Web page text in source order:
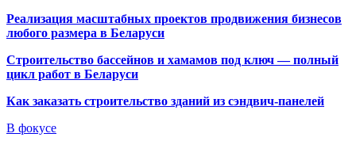
Реализация масштабных проектов продвижения бизнесов
любого размера в Беларуси
Строительство бассейнов и хамамов под ключ — полный
цикл работ в Беларуси
Как заказать строительство зданий из сэндвич-панелей
В фокусе